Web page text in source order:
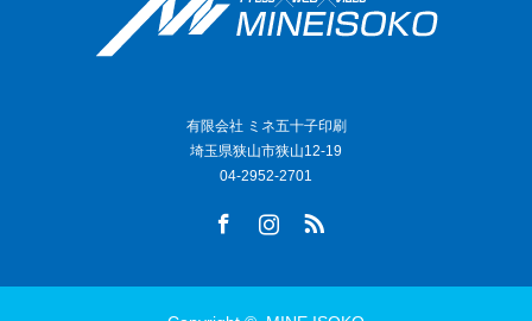
有限会社 ミネ五十子印刷
埼玉県狭山市狭山12-19
04-2952-2701